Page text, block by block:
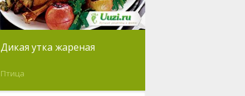
Дикая утка жареная
Птица